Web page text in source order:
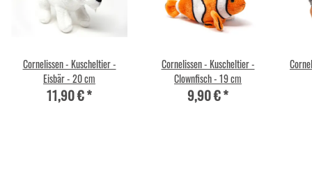
Cornelissen - Kuscheltier -
Eisbär - 20 cm
11,90 €*
Cornelissen - Kuscheltier -
Clownfisch - 19 cm
9,90 €*